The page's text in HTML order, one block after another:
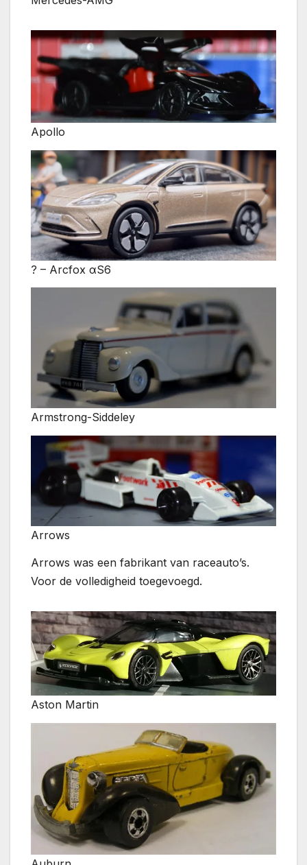
Apollo
? – Arcfox αS6
Armstrong-Siddeley
Arrows
Arrows was een fabrikant van raceauto’s.
Voor de volledigheid toegevoegd.
Aston Martin